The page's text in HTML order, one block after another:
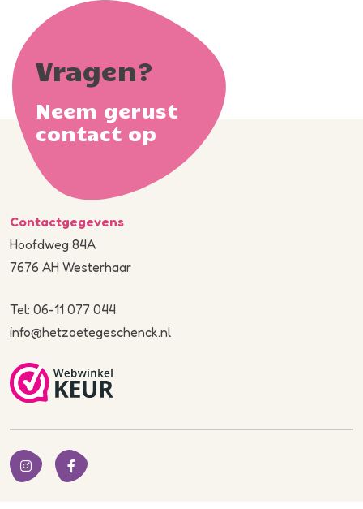
Vragen?
Neem gerust
contact op
Contactgegevens
Hoofdweg 84A
7676 AH Westerhaar
Tel: 06-11 077 044
info@hetzoetegeschenck.nl